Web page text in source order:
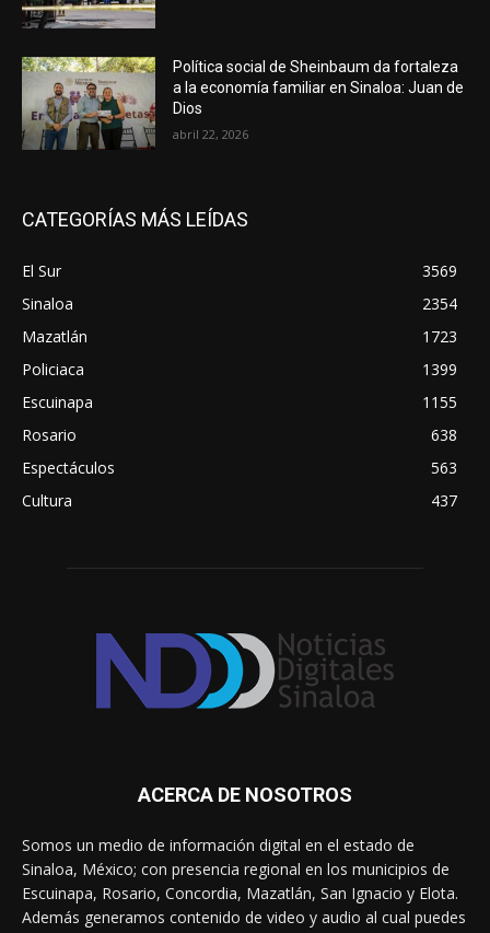
Política social de Sheinbaum da fortaleza
a la economía familiar en Sinaloa: Juan de
Dios
abril 22, 2026
CATEGORÍAS MÁS LEÍDAS
El Sur
3569
Sinaloa
2354
Mazatlán
1723
Policiaca
1399
Escuinapa
1155
Rosario
638
Espectáculos
563
Cultura
437
ACERCA DE NOSOTROS
Somos un medio de información digital en el estado de
Sinaloa, México; con presencia regional en los municipios de
Escuinapa, Rosario, Concordia, Mazatlán, San Ignacio y Elota.
Además generamos contenido de video y audio al cual puedes